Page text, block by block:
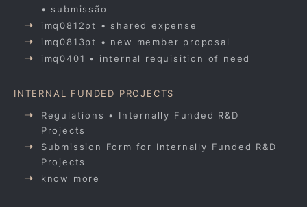
• submissão
imq0812pt • shared expense
imq0813pt • new member proposal
imq0401 • internal requisition of need
INTERNAL FUNDED PROJECTS
Regulations • Internally Funded R&D
Projects
Submission Form for Internally Funded R&D
Projects
know more